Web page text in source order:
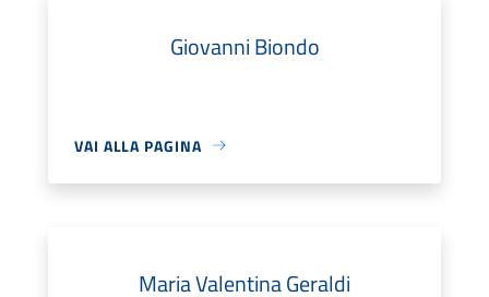
Giovanni Biondo
VAI ALLA PAGINA
Maria Valentina Geraldi